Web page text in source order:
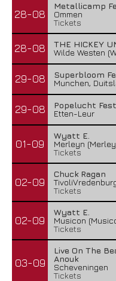
28-08
Metallicamp
Ommen
Tickets
28-08
THE HICKEY
Wilde Westen
29-08
Superbloom
Munchen,
29-08
Popelucht
Etten-Leur
01-09
Wyatt E.
Merleyn
Tickets
02-09
Chuck Ragan
Tickets
02-09
Wyatt E.
Musicon
Tickets
03-09
Live On The
Anouk
Scheveningen
Tickets